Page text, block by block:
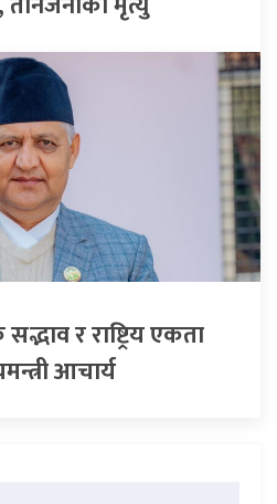
र राष्ट्रिय एकता
आचार्य